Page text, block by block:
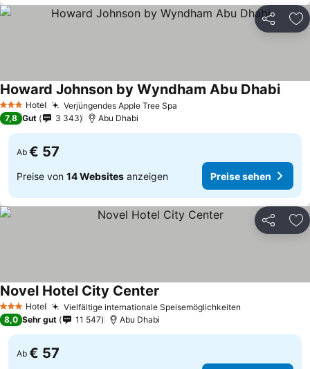
Teilen
3 SterneHotel Verjüngendes Apple Tree Spa
Howard Johnson by Wyndham Abu Dhabi
7,8 Gut 3 343 Abu Dhabi
Ab € 57
Preise von 14 Websites anzeigen Preise sehen
Teilen
3 SterneHotel Vielfältige internationale Speisemöglichkeiten
Novel Hotel City Center
8,0 Sehr gut 11 547 Abu Dhabi
Ab € 57